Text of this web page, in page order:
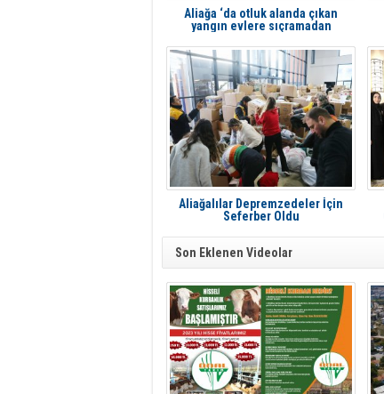
Aliağa ‘da otluk alanda çıkan
yangın evlere sıçramadan
Aliağalılar Depremzedeler İçin
Seferber Oldu
Son Eklenen Videolar